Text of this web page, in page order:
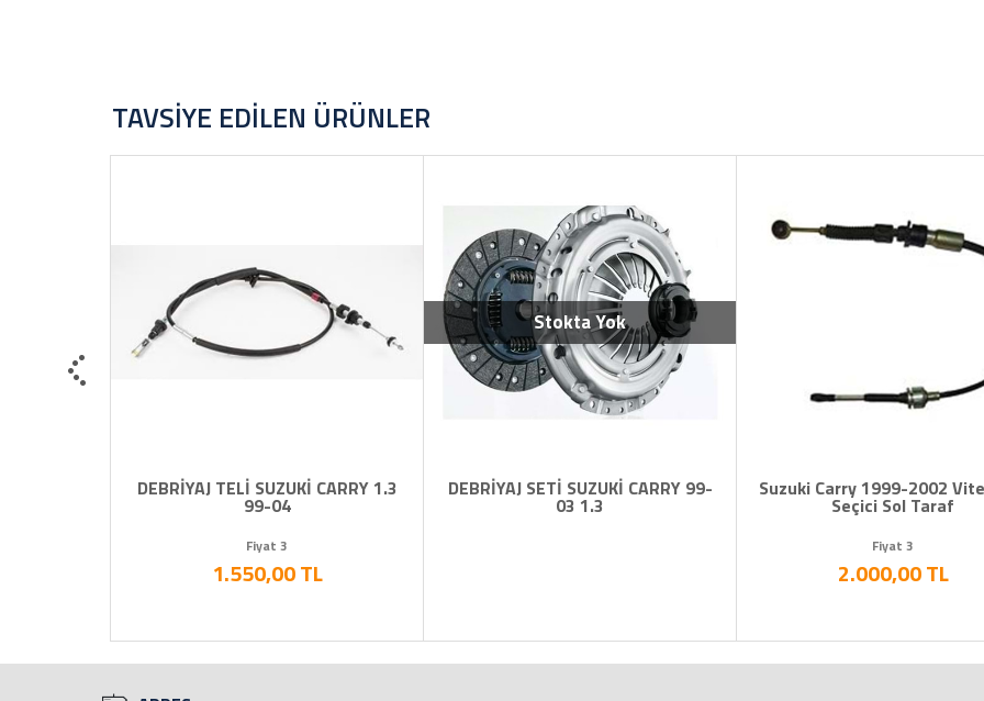
TAVSIYE EDILEN ÜRÜNLER
DEBRİYAJ TELİ SUZUKİ CARRY 1.3
99-04
Fiyat 3
1.550,00 TL
Stokta Yok
DEBRİYAJ SETİ SUZUKİ CARRY 99-
03 1.3
Suzuki Carry 1999-2002
Seçici Sol Taraf
Fiyat 3
2.000,00 TL